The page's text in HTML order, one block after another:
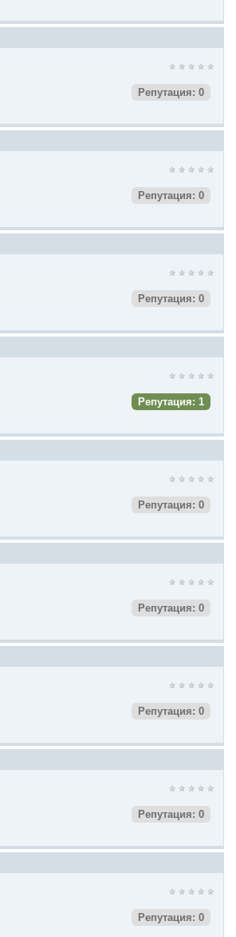
Репутация: 0
Репутация: 0
Репутация: 0
Репутация: 1
Репутация: 0
Репутация: 0
Репутация: 0
Репутация: 0
Репутация: 0